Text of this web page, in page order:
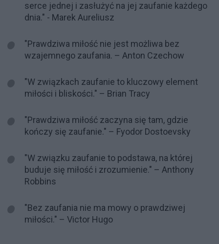
serce jednej i zasłużyć na jej zaufanie każdego
dnia." - Marek Aureliusz
"Prawdziwa miłość nie jest możliwa bez
wzajemnego zaufania. – Anton Czechow
"W związkach zaufanie to kluczowy element
miłości i bliskości." – Brian Tracy
"Prawdziwa miłość zaczyna się tam, gdzie
kończy się zaufanie." – Fyodor Dostoevsky
"W związku zaufanie to podstawa, na której
buduje się miłość i zrozumienie." – Anthony
Robbins
"Bez zaufania nie ma mowy o prawdziwej
miłości." – Victor Hugo